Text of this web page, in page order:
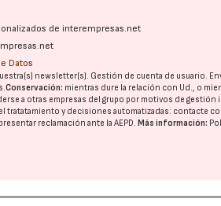
de interempresas.net
Datos
newsletter(s). Gestión de cuenta de usuario.
Conservación: mientras dure la relación con Ud., o
a otras empresas del grupo por motivos de gestión
y decisiones automatizadas: contacte
reclamación ante laAEPD. Más información: